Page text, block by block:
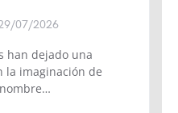
07/2026
han dejado una
la imaginación de